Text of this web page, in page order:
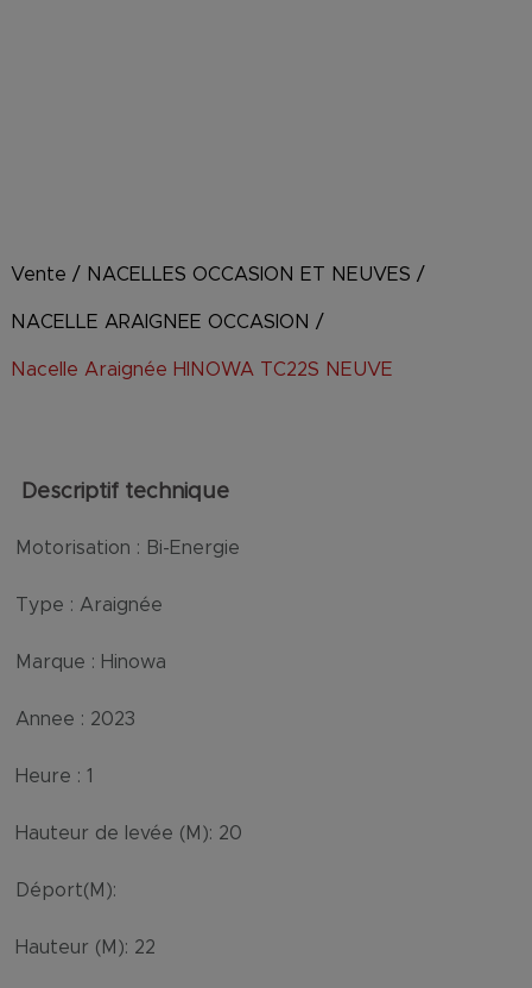
Vente / NACELLES OCCASION ET NEUVES /
NACELLE ARAIGNEE OCCASION /
Nacelle Araignée HINOWA TC22S NEUVE
Descriptif technique
Motorisation : Bi-Energie
Type : Araignée
Marque : Hinowa
Annee : 2023
Heure : 1
Hauteur de levée (M): 20
Déport(M):
Hauteur (M): 22